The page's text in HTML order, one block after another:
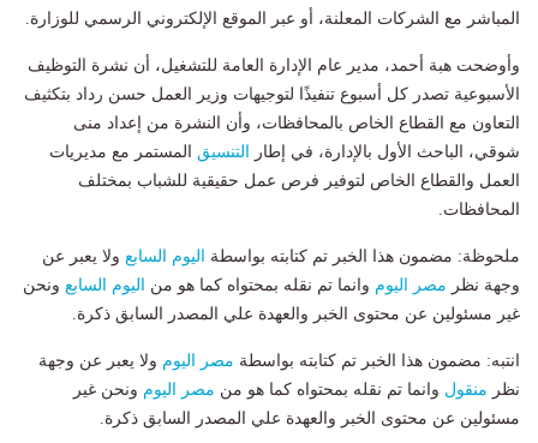
المباشر مع الشركات المعلنة، أو عبر الموقع الإلكتروني الرسمي للوزارة.
وأوضحت هبة أحمد، مدير عام الإدارة العامة للتشغيل، أن نشرة التوظيف
الأسبوعية تصدر كل أسبوع تنفيذًا لتوجيهات وزير العمل حسن رداد بتكثيف
التعاون مع القطاع الخاص بالمحافظات، وأن النشرة من إعداد منى
شوقي، الباحث الأول بالإدارة، في إطار
التنسيق المستمر مع مديريات
العمل والقطاع الخاص لتوفير فرص عمل حقيقية للشباب بمختلف
المحافظات.
ملحوظة: مضمون هذا الخبر تم كتابته بواسطة اليوم السابع ولا يعبر عن
وجهة نظر مصر اليوم وانما تم نقله بمحتواه كما هو من اليوم السابع ونحن
غير مسئولين عن محتوى الخبر والعهدة علي المصدر السابق ذكرة.
انتبه: مضمون هذا الخبر تم كتابته بواسطة مصر اليوم ولا يعبر عن وجهة
نظر منقول وانما تم نقله بمحتواه كما هو من مصر اليوم ونحن غير
مسئولين عن محتوى الخبر والعهدة علي المصدر السابق ذكرة.